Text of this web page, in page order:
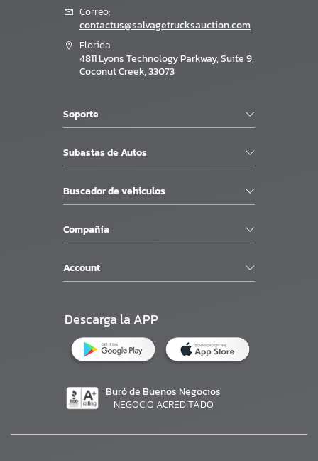
Correo:
contactus@salvagetrucksauction.com
Florida
4811 Lyons Technology Parkway, Suite 9,
Coconut Creek, 33073
Soporte
Subastas de Autos
Buscador de vehiculos
Compañía
Account
Descarga la APP
Buró de Buenos Negocios
NEGOCIO ACREDITADO